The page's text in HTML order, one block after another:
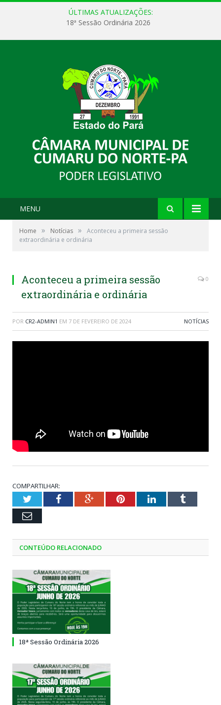
ÚLTIMAS ATUALIZAÇÕES:
18ª Sessão Ordinária 2026
MENU
Home » Notícias »
Aconteceu a primeira sessão
extraordinária e ordinária
Aconteceu a primeira sessão
extraordinária e ordinária
0
POR CR2-ADMIN1 EM 7 DE FEVEREIRO DE 2024 NOTÍCIAS
COMPARTILHAR:
TwitterFacebookGoogle+PinterestLinkedInTumblr
Email
CONTEÚDO RELACIONADO
18ª Sessão Ordinária 2026